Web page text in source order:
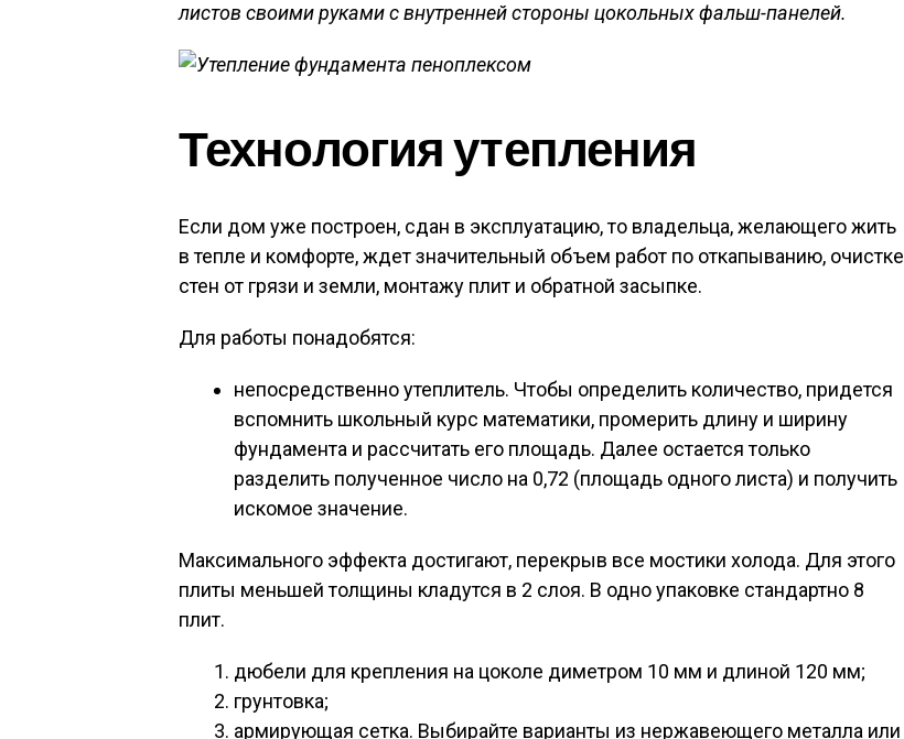
листов своими руками с внутренней стороны цокольных фальш-панелей.
Технология утепления
Если дом уже построен, сдан в эксплуатацию, то владельца, желающего жить
в тепле и комфорте, ждет значительный объем работ по откапыванию, очистке
стен от грязи и земли, монтажу плит и обратной засыпке.
Для работы понадобятся:
непосредственно утеплитель. Чтобы определить количество, придется
вспомнить школьный курс математики, промерить длину и ширину
фундамента и рассчитать его площадь. Далее остается только
разделить полученное число на 0,72 (площадь одного листа) и получить
искомое значение.
Максимального эффекта достигают, перекрыв все мостики холода. Для этого
плиты меньшей толщины кладутся в 2 слоя. В одно упаковке стандартно 8
плит.
дюбели для крепления на цоколе диметром 10 мм и длиной 120 мм;
грунтовка;
армирующая сетка. Выбирайте варианты из нержавеющего металла или